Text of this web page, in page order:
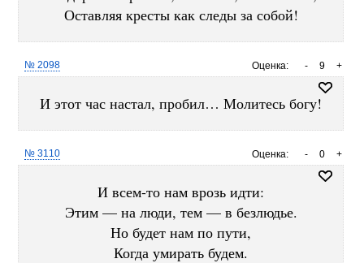
Оставляя кресты как следы за собой!
Оценка: +
9
-
№ 2098
И этот час настал, пробил… Молитесь богу!
Оценка: +
0
-
№ 3110
И всем-то нам врозь идти:
Этим — на люди, тем — в безлюдье.
Но будет нам по пути,
Когда умирать будем.